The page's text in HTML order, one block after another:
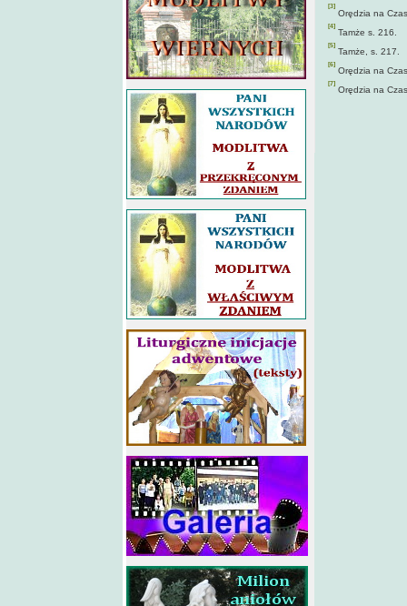
[3]
Orędzia na
[4]
Tamże s. 216.
[5]
Tamże, s. 217.
[6]
Orędzia na
[7]
Orędzia na